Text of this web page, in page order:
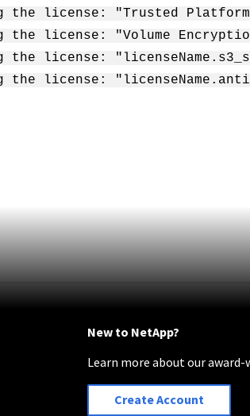
the license: "Trusted Platform
the license: "Volume
license:
license:
New to NetApp?
Learn more about our
Create Account